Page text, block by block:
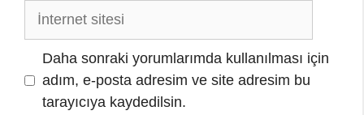
İnternet
Daha sonraki yorumlarımda kullanılması için
adım, e-posta adresim ve site adresim bu
tarayıcıya kaydedilsin.